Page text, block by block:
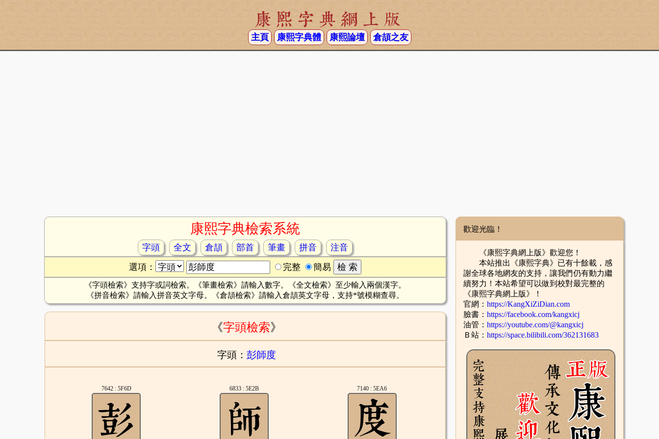
康熙字典網上版
主頁 康熙字典體 康熙論壇 倉頡之友
康熙字典檢索系統
字頭 全文 倉頡 部首 筆畫 拼音
注音
選項：
完整 簡易
《字頭檢索》支持字或詞檢索。《筆畫檢索》請輸入數字。《全文檢索》至少輸入兩個漢字。
《拼音檢索》請輸入拼音英文字母。《倉頡檢索》請輸入倉頡英文字母，支持*號模糊查尋。
《字頭檢索》
字頭： 彭師度
7642 : 5F6D 6833 : 5E2B 7140 : 5EA6
歡迎光臨！
《康熙字典網上版》歡迎您！
本站推出《康熙字典》已有十餘載，感
謝全球各地網友的支持，讓我們仍有動力繼
續努力！本站希望可以做到校對最完整的
《康熙字典網上版》！
官網： https://KangXiZiDian.com
臉書： https://facebook.com/kangxicj
油管： https://youtube.com/@kangxicj
Ｂ站： https://space.bilibili.com/362131683